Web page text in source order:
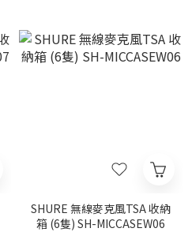
SHURE 無線麥克風TSA 收納
箱 (6隻) SH-MICCASEW06